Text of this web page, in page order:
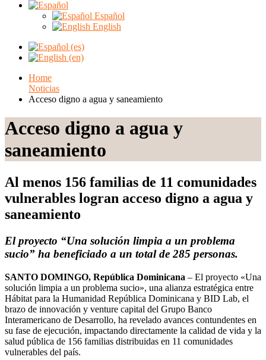
Español
English
Home
Noticias
Acceso digno a agua y saneamiento
Acceso digno a agua y
saneamiento
Al menos 156 familias de 11 comunidades
vulnerables logran acceso digno a agua y
saneamiento
El proyecto “Una solución limpia a un problema
sucio” ha beneficiado a un total de 285 personas.
SANTO DOMINGO, República Dominicana – El proyecto «Una
solución limpia a un problema sucio», una alianza estratégica entre
Hábitat para la Humanidad República Dominicana y BID Lab, el
brazo de innovación y venture capital del Grupo Banco
Interamericano de Desarrollo, ha revelado avances contundentes en
su fase de ejecución, impactando directamente la calidad de vida y la
salud pública de 156 familias distribuidas en 11 comunidades
vulnerables del país.